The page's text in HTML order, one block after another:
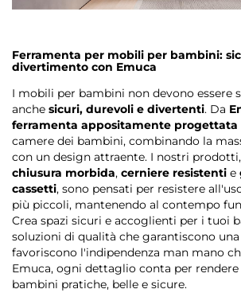
Ferramenta per mobili per bambini:
divertimento con Emuca
I mobili per bambini non devono essere
anche sicuri, durevoli e divertenti. Da
ferramenta appositamente progettata
camere dei bambini, combinando la
con un design attraente. I nostri
chiusura morbida, cerniere resistenti e
cassetti, sono pensati per resistere
più piccoli, mantenendo al contempo
Crea spazi sicuri e accoglienti per i tuoi
soluzioni di qualità che garantiscono una
favoriscono l'indipendenza man mano
Emuca, ogni dettaglio conta per rendere
bambini pratiche, belle e sicure.